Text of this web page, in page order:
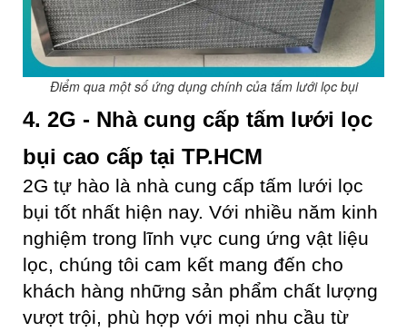
Điểm qua một số ứng dụng chính của tấm lưới lọc bụi
4. 2G - Nhà cung cấp tấm lưới lọc
bụi cao cấp tại TP.HCM
2G tự hào là nhà cung cấp tấm lưới lọc
bụi tốt nhất hiện nay. Với nhiều năm kinh
nghiệm trong lĩnh vực cung ứng vật liệu
lọc, chúng tôi cam kết mang đến cho
khách hàng những sản phẩm chất lượng
vượt trội, phù hợp với mọi nhu cầu từ